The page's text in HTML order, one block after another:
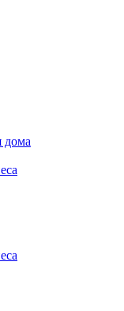
дома